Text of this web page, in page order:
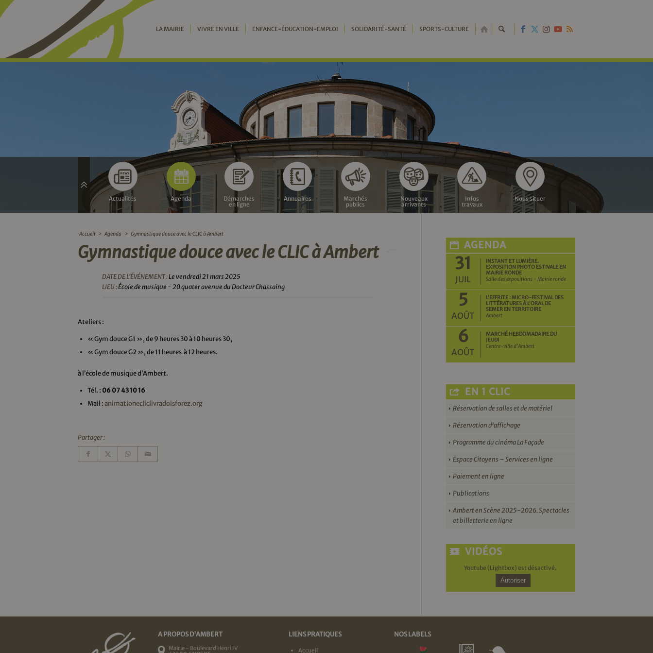
LA MAIRIE VIVRE EN VILLE ENFANCE-ÉDUCATION-EMPLOI SOLIDARITÉ-SANTÉ SPORTS-CULTURE RETOUR
Actualités Agenda
Démarches
en ligne
Annuaires
Marchés
publics
Nouveaux
arrivants
Infos
travaux
Nous situer
Accueil > Agenda > Gymnastique douce avec le CLIC à Ambert
Gymnastique douce avec le CLIC à Ambert
DATE DE L'ÉVÉNEMENT :Le vendredi 21 mars 2025
LIEU :École de musique - 20 quater avenue du Docteur Chassaing
Ateliers :
« Gym douce G1 », de 9 heures 30 à 10 heures 30,
« Gym douce G2 », de 11 heures à 12 heures.
à l’école de musique d’Ambert.
Tél. : 06 07 43 10 16
Mail :animationecliclivradoisforez.org
Partager :
AGENDA
31
JUIL
INSTANT ET LUMIÈRE.
EXPOSITION PHOTO ESTIVALE EN
MAIRIE RONDE
Salle des expositions - Mairie ronde
5
AOÛT
L’EFFRITE : MICRO-FESTIVAL DES
LITTÉRATURES À L’ORAL DE
SEMER EN TERRITOIRE
Ambert
6
AOÛT
MARCHÉ HEBDOMADAIRE DU
JEUDI
Centre-ville d'Ambert
EN 1 CLIC
Réservation de salles et de matériel
Réservation d’affichage
Programme du cinéma La Façade
Espace Citoyens – Services en ligne
Paiement en ligne
Publications
Ambert en Scène 2025-2026. Spectacles
et billetterie en ligne
VIDÉOS
Youtube (Lightbox) est désactivé.
Autoriser
A PROPOS D'AMBERT
Mairie - Boulevard Henri IV
LIENS PRATIQUES
Accueil
NOS LABELS